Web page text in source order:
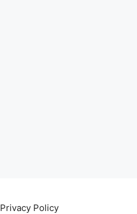
Privacy Policy